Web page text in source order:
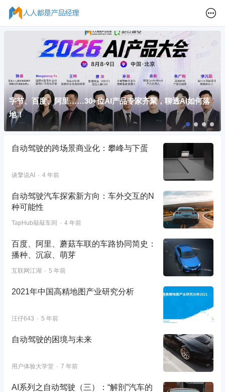
字节、百度、阿里……30+位AI产品专家齐聚，聊透AI如何落
地！
自动驾驶的跨场景商业化：攀峰与下蛋
谈擎说AI 4 年前
自动驾驶汽车探索新方向：车外交互的N
种可能性
TapHub敲敲车间 4 年前
百度、阿里、蘑菇车联的车路协同简史：
播种、沉寂、萌芽
互联网江湖 5 年前
2021年中国高精地图产业研究分析
汪仔643 5 年前
自动驾驶的困境与未来
用户体验大学堂 7 年前
AI系列之自动驾驶（三）：“解剖”汽车的